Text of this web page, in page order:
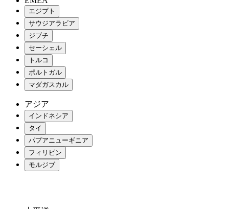
エジプト
サウジアラビア
ジブチ
セーシェル
トルコ
ポルトガル
マダガスカル
アジア
インドネシア
タイ
パプアニューギニア
フィリピン
モルジブ